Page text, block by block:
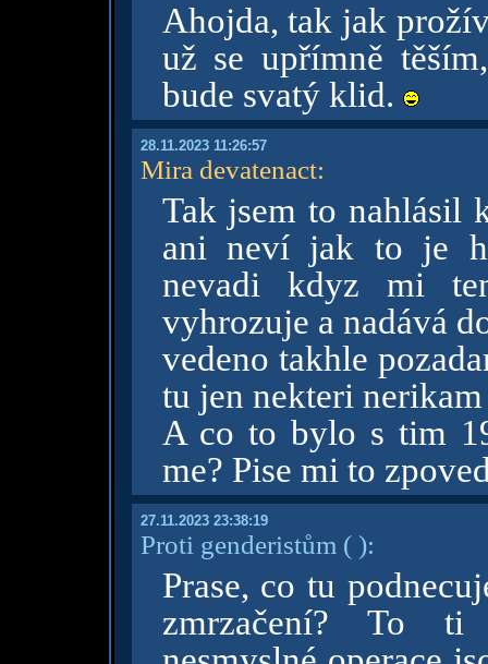
Ahojda, tak jak
už se upřímně
bude svatý klid.
28.11.2023 11:26:57
Mira devatenact:
Tak jsem to nahlásil
ani neví jak to je
nevadi kdyz mi
vyhrozuje a nadává
vedeno takhle
tu jen nekteri
A co to bylo s tim
me? Pise mi to
27.11.2023 23:38:19
Proti genderistům ( ):
Prase, co tu
zmrzačení? To ti